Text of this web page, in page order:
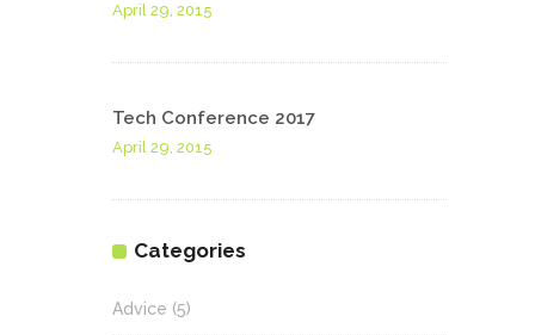
April 29, 2015
Tech Conference 2017
April 29, 2015
Categories
Advice (5)